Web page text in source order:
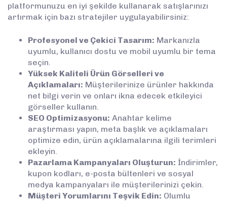
platformunuzu en iyi şekilde kullanarak satışlarınızı
artırmak için bazı stratejiler uygulayabilirsiniz:
Profesyonel ve Çekici Tasarım: Markanızla
uyumlu, kullanıcı dostu ve mobil uyumlu bir tema
seçin.
Yüksek Kaliteli Ürün Görselleri ve
Açıklamaları: Müşterilerinize ürünler hakkında
net bilgi verin ve onları ikna edecek etkileyici
görseller kullanın.
SEO Optimizasyonu: Anahtar kelime
araştırması yapın, meta başlık ve açıklamaları
optimize edin, ürün açıklamalarına ilgili terimleri
ekleyin.
Pazarlama Kampanyaları Oluşturun: İndirimler,
kupon kodları, e-posta bültenleri ve sosyal
medya kampanyaları ile müşterilerinizi çekin.
Müşteri Yorumlarını Teşvik Edin: Olumlu